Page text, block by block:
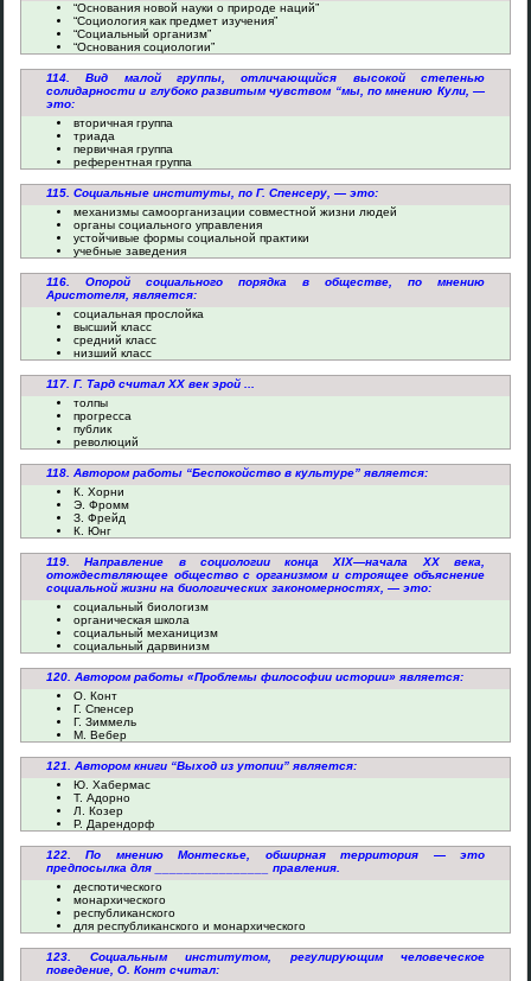
“Основания новой науки о природе наций”
“Социология как предмет изучения”
“Социальный организм”
“Основания социологии”
114. Вид малой группы, отличающийся высокой степенью
солидарности и глубоко развитым чувством “мы, по мнению Кули, —
это:
вторичная группа
триада
первичная группа
референтная группа
115. Социальные институты, по Г. Спенсеру, — это:
механизмы самоорганизации совместной жизни людей
органы социального управления
устойчивые формы социальной практики
учебные заведения
116. Опорой социального порядка в обществе, по мнению
Аристотеля, является:
социальная прослойка
высший класс
средний класс
низший класс
117. Г. Тард считал ХХ век эрой ...
толпы
прогресса
публик
революций
118. Автором работы “Беспокойство в культуре” является:
К. Хорни
Э. Фромм
З. Фрейд
К. Юнг
119. Направление в социологии конца XIX—начала XX века,
отождествляющее общество с организмом и строящее объяснение
социальной жизни на биологических закономерностях, — это:
социальный биологизм
органическая школа
социальный механицизм
социальный дарвинизм
120. Автором работы «Проблемы философии истории» является:
О. Конт
Г. Спенсер
Г. Зиммель
М. Вебер
121. Автором книги “Выход из утопии” является:
Ю. Хабермас
Т. Адорно
Л. Козер
Р. Дарендорф
122. По мнению Монтескье, обширная территория — это
предпосылка для ________________ правления.
деспотического
монархического
республиканского
для республиканского и монархического
123. Социальным институтом, регулирующим человеческое
поведение, О. Конт считал: